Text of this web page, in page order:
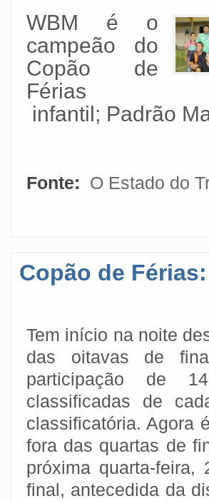
WBM é o
campeão do
Copão de
Férias
infantil; Padrão
Fonte: O Estado do
Copão de
Tem início na noite
das oitavas de
participação de
classificadas de
classificatória. Agora
fora das quartas de
próxima quarta-
final, antecedida da